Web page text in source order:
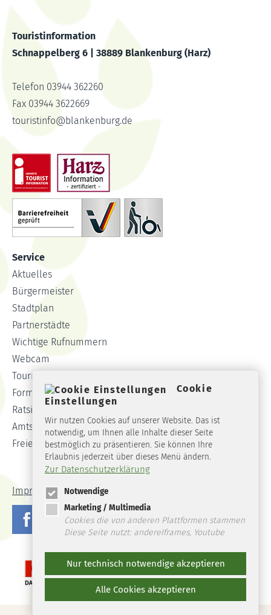
Touristinformation
Schnappelberg 6 | 38889 Blankenburg (Harz)
Telefon 03944 362260
Fax 03944 3622669
touristinfo@blankenburg.de
Service
Aktuelles
Bürgermeister
Stadtplan
Partnerstädte
Wichtige Rufnummern
Webcam
Tourist-Info
Formulare
Ratsinformationssystem
Amtsblatt
Freie Stellen
Impressum Datenschutz
Cookie
Einstellungen
Wir nutzen Cookies auf unserer Website. Das ist
notwendig, um Ihnen alle Inhalte dieser Seite
bestmöglich zu präsentieren. Sie können Ihre
Erlaubnis jederzeit über dieses Menü ändern.
Zur Datenschutzerklärung
Notwendige
Marketing / Multimedia
Cookies die von anderen Plattformen stammen
Diese Seite nutzt: andereIframes, Youtube
Nur technisch notwendige akzeptieren
Alle Cookies akzeptieren